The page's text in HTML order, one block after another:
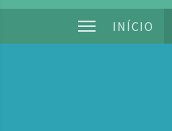
INÍCIO